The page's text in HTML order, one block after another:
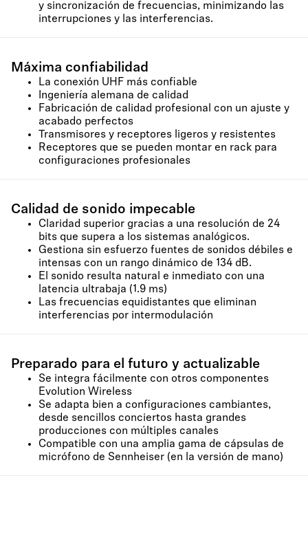
y sincronización de frecuencias, minimizando las
interrupciones y las interferencias.
Máxima confiabilidad
La conexión UHF más confiable
Ingeniería alemana de calidad
Fabricación de calidad profesional con un ajuste y
acabado perfectos
Transmisores y receptores ligeros y resistentes
Receptores que se pueden montar en rack para
configuraciones profesionales
Calidad de sonido impecable
Claridad superior gracias a una resolución de 24
bits que supera a los sistemas analógicos.
Gestiona sin esfuerzo fuentes de sonidos débiles e
intensas con un rango dinámico de 134 dB.
El sonido resulta natural e inmediato con una
latencia ultrabaja (1.9 ms)
Las frecuencias equidistantes que eliminan
interferencias por intermodulación
Preparado para el futuro y actualizable
Se integra fácilmente con otros componentes
Evolution Wireless
Se adapta bien a configuraciones cambiantes,
desde sencillos conciertos hasta grandes
producciones con múltiples canales
Compatible con una amplia gama de cápsulas de
micrófono de Sennheiser (en la versión de mano)